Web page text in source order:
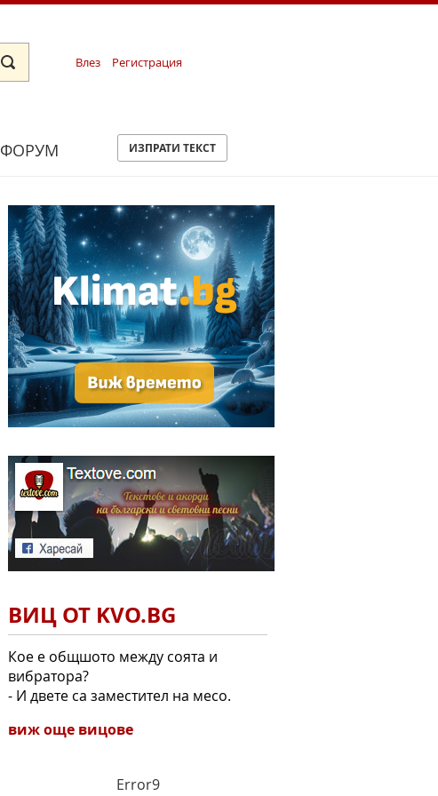
Влез Регистрация
ФОРУМ ИЗПРАТИ ТЕКСТ
ВИЦ ОТ KVO.BG
Кое е общшото между соята и
вибратора?
- И двете са заместител на месо.
виж още вицове
Error9